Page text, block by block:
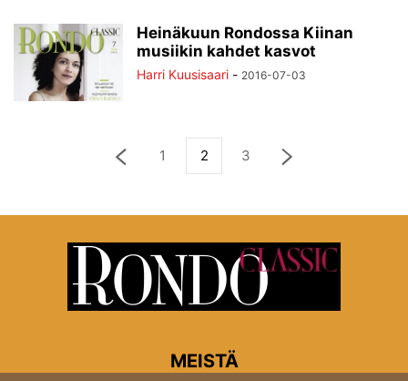
Heinäkuun Rondossa Kiinan
musiikin kahdet kasvot
Harri Kuusisaari - 2016-07-03
1 2 3
MEISTÄ